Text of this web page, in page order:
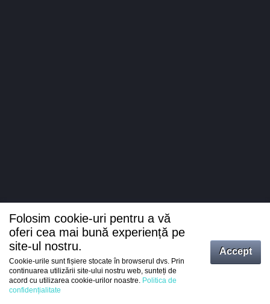
Intrați
Folosim cookie-uri pentru a vă
oferi cea mai bună experiență pe
site-ul nostru.
Cookie-urile sunt fișiere stocate în browserul dvs. Prin
continuarea utilizării site-ului nostru web, sunteți de
acord cu utilizarea cookie-urilor noastre. Politica de
confidențialitate
Accept